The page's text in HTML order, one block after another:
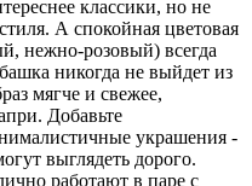
классики, но не
А спокойная цветовая
нежно-розовый) всегда
никогда не выйдет из
мягче и свежее,
Добавьте
украшения -
выглядеть дорого.
работают в паре с